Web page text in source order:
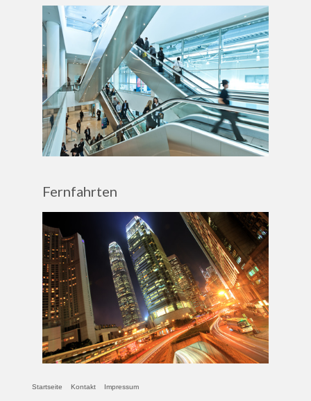
Fernfahrten
Startseite Kontakt Impressum